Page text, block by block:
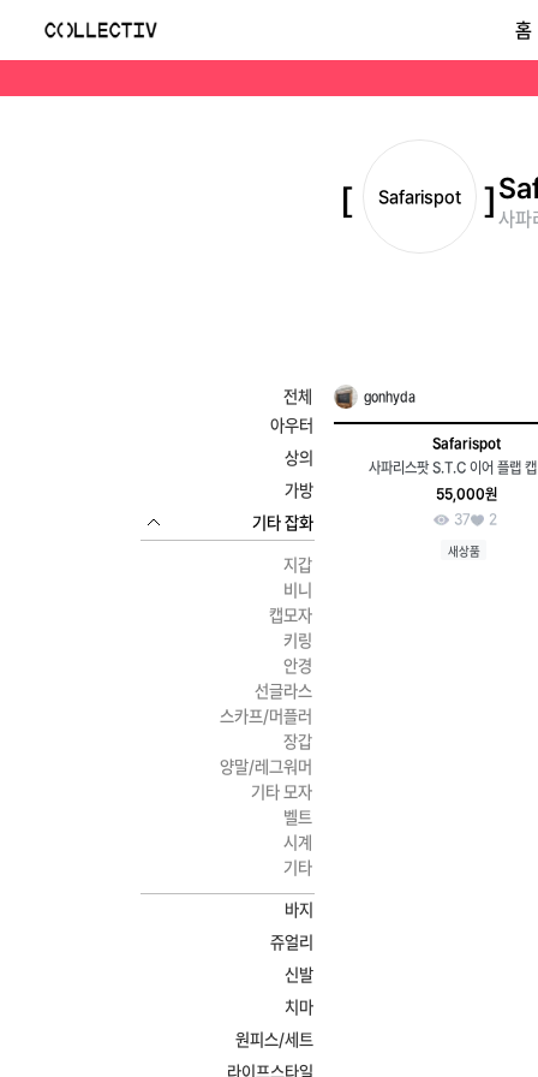
홈
Safarispot
사파
전체
아우터
상의
가방
기타 잡화
지갑
비니
캡모자
키링
안경
선글라스
스카프/머플러
장갑
양말/레그워머
기타 모자
벨트
시계
기타
바지
쥬얼리
신발
치마
원피스/세트
라이프스타일
gonhyda
Safarispot
사파리스팟 S.T.C 이어 플랩
55,000원
37
2
새상품